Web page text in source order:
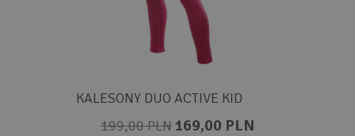
KALESONY DUO ACTIVE KID
199,00 PLN169,00 PLN